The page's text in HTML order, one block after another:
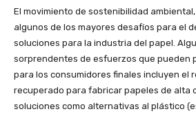
El movimiento de sostenibilidad
algunos de los mayores desafíos para el
soluciones para la industria del papel.
sorprendentes de esfuerzos que pueden
para los consumidores finales incluyen el
recuperado para fabricar papeles de alta
soluciones como alternativas al plástico